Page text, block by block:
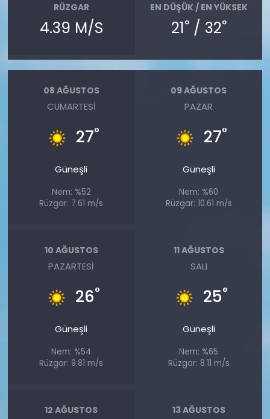
RÜZGAR
4.39 M/S
EN DÜŞÜK / EN YÜKSEK
21°/ 32°
08 AĞUSTOS
CUMARTESI
27°
Güneşli
Nem: %52
Rüzgar: 7.61 m/s
09 AĞUSTOS
PAZAR
27°
Güneşli
Nem: %60
Rüzgar: 10.61 m/s
10 AĞUSTOS
PAZARTESI
26°
Güneşli
Nem: %54
Rüzgar: 9.81 m/s
11 AĞUSTOS
SALI
25°
Güneşli
Nem: %65
Rüzgar: 8.11 m/s
12 AĞUSTOS 13 AĞUSTOS